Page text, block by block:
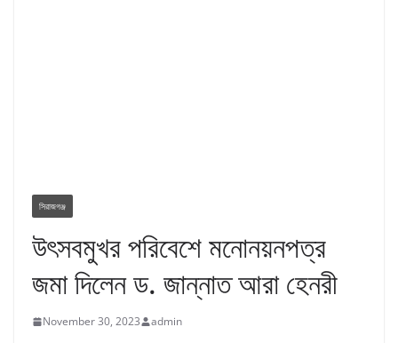
সিরাজগঞ্জ
উৎসবমুখর পরিবেশে মনোনয়নপত্র
জমা দিলেন ড. জান্নাত আরা হেনরী
November 30, 2023 admin